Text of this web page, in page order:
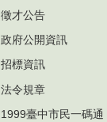
徵才公告
政府公開資訊
招標資訊
法令規章
1999臺中市民一碼通